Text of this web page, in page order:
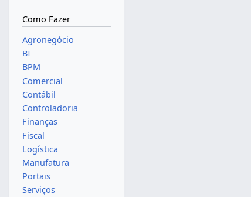
Como Fazer
Agronegócio
BI
BPM
Comercial
Contábil
Controladoria
Finanças
Fiscal
Logística
Manufatura
Portais
Serviços